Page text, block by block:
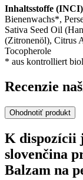
Inhaltsstoffe
Bienenwachs*,
Sativa Seed Oil
(Zitronenöl), Citrus
Tocopherole
* aus kontrolliert
Recenzie
Ohodnotiť produkt
K dispozícii
slovenčina
Balzam na